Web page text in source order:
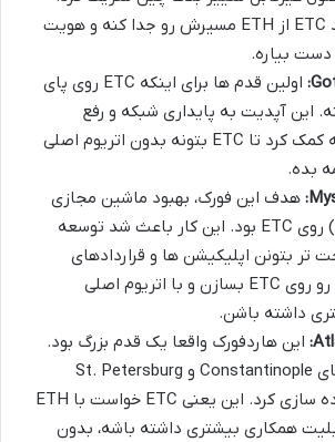
اون باعث شد ETC از ETH مسیرش رو جدا کنه و هویت
بیاره.
اولین قدم ها برای اینکه ETC روی پای
این آپدیت به پایداری شبکه و رفع
مشکلات اولیه کمک کرد تا ETC بتونه بدون اتریوم اصلی
بده.
هدف این فورک، بهبود ماشین مجازی
اتریوم (EVM) روی ETC بود. این کار باعث شد توسعه
تر بتونن اپلیکیشن ها و قراردادهای
هوشمندشون رو روی ETC بسازن و با اتریوم اصلی
داشته باشن.
این هاردفورک واقعا یک قدم بزرگ بود.
ETC ویژگی های Constantinople و St. Petersburg
اتریوم رو پیاده سازی کرد. این یعنی ETC خواست با ETH
همکاری بیشتری داشته باشه، بدون